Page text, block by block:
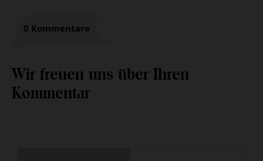
0 Kommentare
Wir freuen uns über Ihren
Kommentar